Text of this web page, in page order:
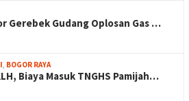
Gerebek Gudang Oplosan Gas …
, BOGOR RAYA
Biaya Masuk TNGHS Pamijah…